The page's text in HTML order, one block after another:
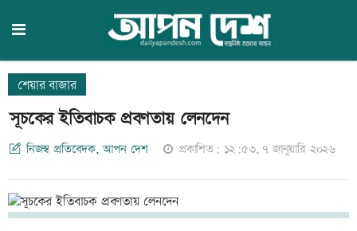
শেয়ার বাজার
সূচকের ইতিবাচক প্রবণতায় লেনদেন
নিজস্ব প্রতিবেদক, আপন দেশ প্রকাশিত: ১২:৫৩, ৭ জানুয়ারি ২০২৬